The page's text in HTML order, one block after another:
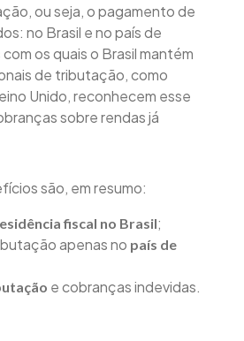
ou seja, o pagamento de
no Brasil e no país de
os quais o Brasil mantém
de tributação, como
Unido, reconhecem esse
sobre rendas já
são, em resumo:
fiscal no Brasil;
apenas no país de
e cobranças indevidas.